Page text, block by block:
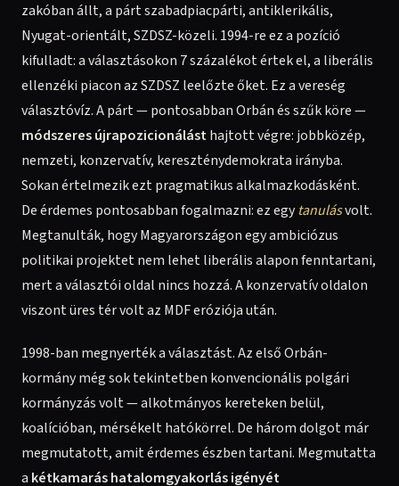
zakóban állt, a párt szabadpiacpárti, antiklerikális,
Nyugat-orientált, SZDSZ-közeli. 1994-re ez a pozíció
kifulladt: a választásokon 7 százalékot értek el, a liberális
ellenzéki piacon az SZDSZ leelőzte őket. Ez a vereség
választóvíz. A párt — pontosabban Orbán és szűk köre —
módszeres újrapozicionálásthajtott végre: jobbközép,
nemzeti, konzervatív, kereszténydemokrata irányba.
Sokan értelmezik ezt pragmatikus alkalmazkodásként.
De érdemes pontosabban fogalmazni: ez egytanulásvolt.
Megtanulták, hogy Magyarországon egy ambiciózus
politikai projektet nem lehet liberális alapon fenntartani,
mert a választói oldal nincs hozzá. A konzervatív oldalon
viszont üres tér volt az MDF eróziója után.
1998-ban megnyerték a választást. Az első Orbán-
kormány még sok tekintetben konvencionális polgári
kormányzás volt — alkotmányos kereteken belül,
koalícióban, mérsékelt hatókörrel. De három dolgot már
megmutatott, amit érdemes észben tartani. Megmutatta
a kétkamarás hatalomgyakorlás igényét